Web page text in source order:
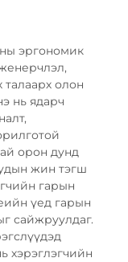
эргономик
олон
нь ядарч
орон дунд
жин тэгш
гарын
үед гарын
сайжруулдаг.
хэрэглэгчийн